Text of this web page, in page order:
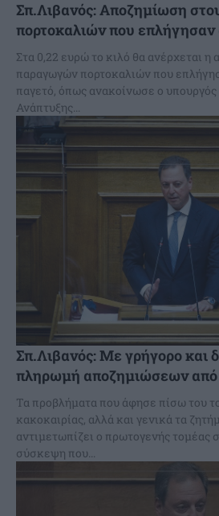
Σπ.Λιβανός: Αποζημίωση
πορτοκαλιών που επλήγησαν
Στα 0,22 ευρώ το κιλό θα ανέρχεται
παραγωγών πορτοκαλιών που
παγετό, όπως ανακοίνωσε ο υπουργός
Ανάπτυξης...
Σπ.Λιβανός: Με γρήγορο και
πληρωμή αποζημιώσεων
Τα προβλήματα που άφησε πίσω του
κακοκαιρίας, αλλά και γενικά τα
αντιμετωπίζει ο πρωτογενής τομέας
σύσκεψη που...